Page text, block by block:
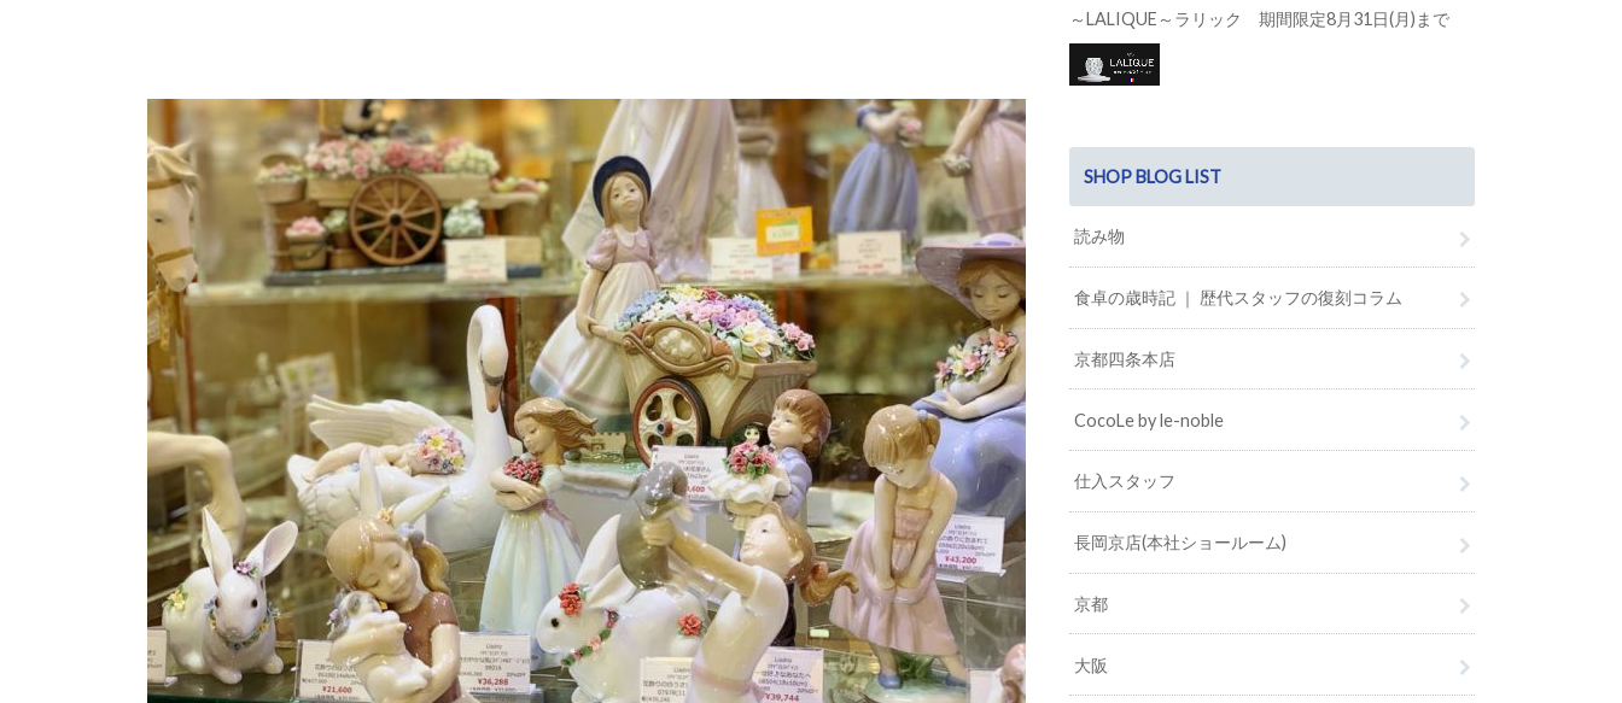
～LALIQUE～ラリック 期間限定8月31日(月)まで
SHOP BLOG LIST
読み物
食卓の歳時記 ｜ 歴代スタッフの復刻コラム
京都四条本店
CocoLe by le-noble
仕入スタッフ
長岡京店(本社ショールーム)
京都
大阪